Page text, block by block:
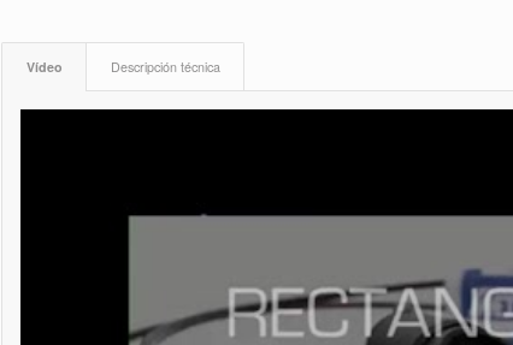
Vídeo Descripción técnica